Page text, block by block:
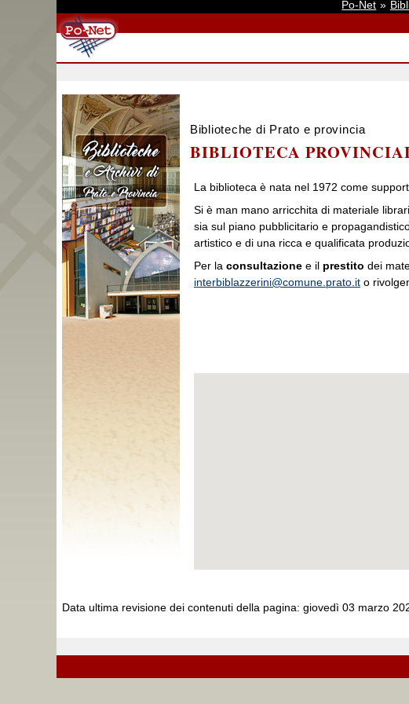
Po-Net »
Biblioteche di Prato e provincia
BIBLIOTECA
La biblioteca è nata nel 1972 come
Si è man mano arricchita di materiale
sia sul piano pubblicitario e
artistico e di una ricca e qualificata
Per la consultazionee il prestito dei
interbiblazzerini@comune.prato.ito
Data ultima revisione dei contenuti della pagina: giovedì 03 marzo